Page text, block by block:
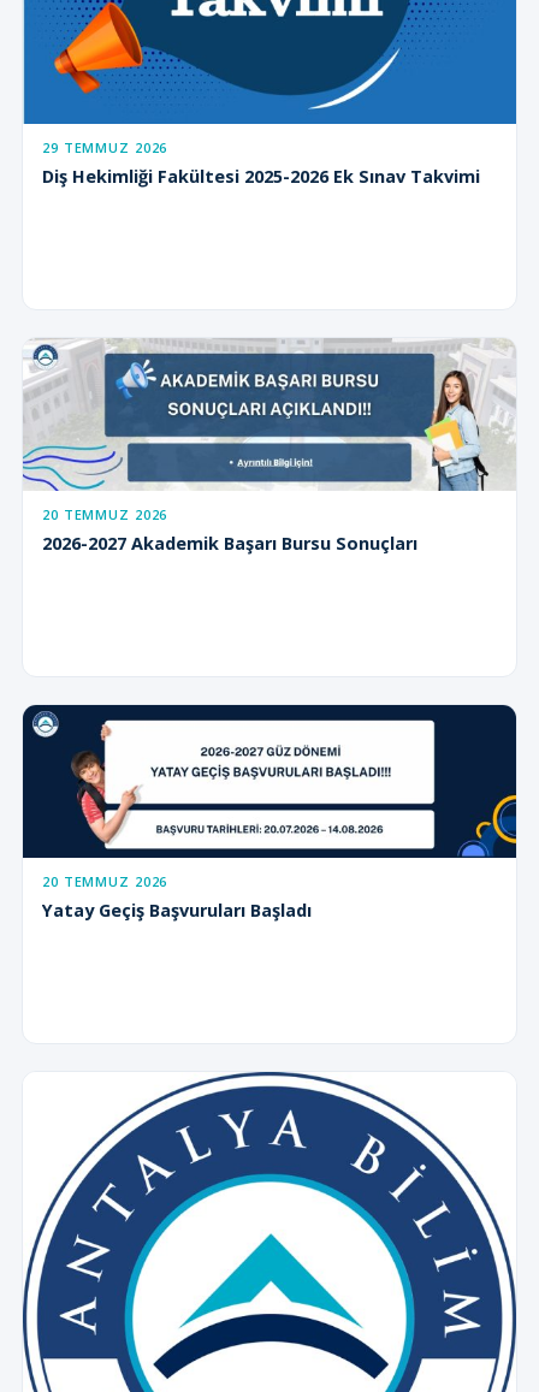
29 TEMMUZ 2026
Diş Hekimliği Fakültesi 2025-2026 Ek Sınav Takvimi
20 TEMMUZ 2026
2026-2027 Akademik Başarı Bursu Sonuçları
20 TEMMUZ 2026
Yatay Geçiş Başvuruları Başladı